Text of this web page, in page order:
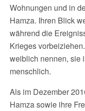
Wohnungen und in
Hamza. Ihren Blick
während die
Krieges
weiblich nennen, sie
menschlich.
Als im Dezember
Hamza sowie ihre